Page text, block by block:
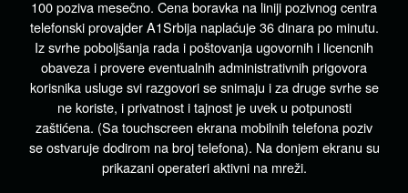
100 poziva mesečno. Cena boravka na liniji pozivnog centra
telefonski provajder A1Srbija naplaćuje 36 dinara po minutu.
Iz svrhe poboljšanja rada i poštovanja ugovornih i licencnih
obaveza i provere eventualnih administrativnih prigovora
korisnika usluge svi razgovori se snimaju i za druge svrhe se
ne koriste, i privatnost i tajnost je uvek u potpunosti
zaštićena. (Sa touchscreen ekrana mobilnih telefona poziv
se ostvaruje dodirom na broj telefona). Na donjem ekranu su
prikazani operateri aktivni na mreži.